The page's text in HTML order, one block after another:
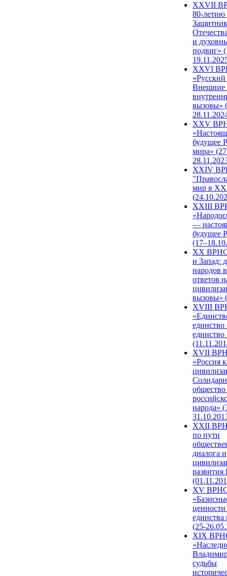
ХХVII
80-
и
подвиг»
XXVI
Внешние
вызовы»
XXV
будущее
мира»
XXIV
мир в
XXIII
—
будущее
XX ВРНС
и Запад:
народов
ответов
вызовы»
XVIII
единство
единство
XVII
«Россия
народа»
XXII
по пути
диалога и
развития
XV
единства
(25-
XIX
судьбы